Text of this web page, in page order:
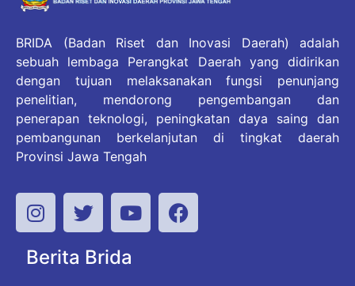
BRIDA (Badan Riset dan Inovasi Daerah) adalah
sebuah lembaga Perangkat Daerah yang didirikan
dengan tujuan melaksanakan fungsi penunjang
penelitian, mendorong pengembangan dan
penerapan teknologi, peningkatan daya saing dan
pembangunan berkelanjutan di tingkat daerah
Provinsi Jawa Tengah
Berita Brida